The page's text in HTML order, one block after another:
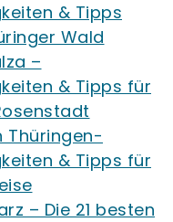
& Tipps
Wald
–
& Tipps für
Thüringen-
& Tipps für
– Die 21 besten